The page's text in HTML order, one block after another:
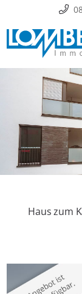
Inhalt
springen
Haus zum